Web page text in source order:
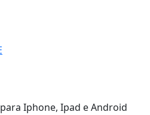
Iphone, Ipad e Android